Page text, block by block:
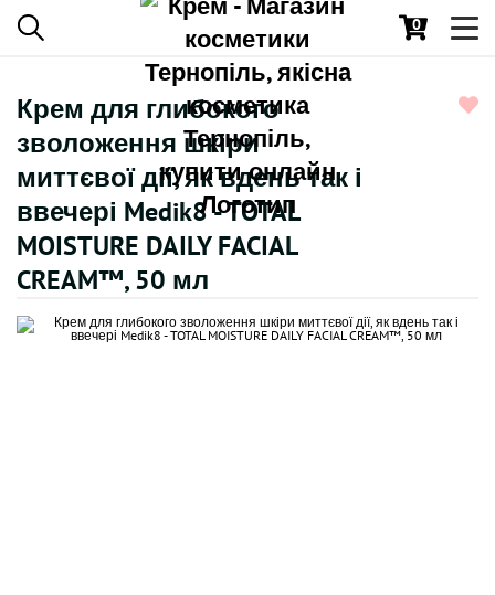
0
Крем для глибокого
зволоження шкіри
миттєвої дії, як вдень так і
ввечері Medik8 - TOTAL
MOISTURE DAILY FACIAL
CREAM™, 50 мл